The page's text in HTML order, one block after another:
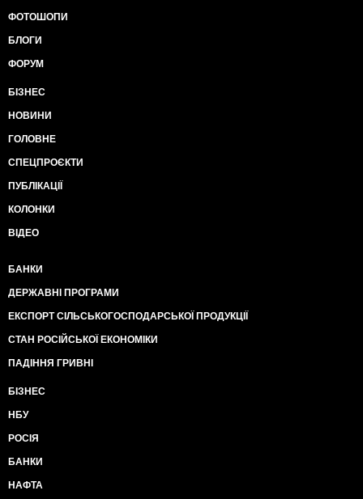
ФОТОШОПИ
БЛОГИ
ФОРУМ
БІЗНЕС
НОВИНИ
ГОЛОВНЕ
СПЕЦПРОЄКТИ
ПУБЛІКАЦІЇ
КОЛОНКИ
ВІДЕО
БАНКИ
ДЕРЖАВНІ ПРОГРАМИ
ЕКСПОРТ СІЛЬСЬКОГОСПОДАРСЬКОЇ ПРОДУКЦІЇ
СТАН РОСІЙСЬКОЇ ЕКОНОМІКИ
ПАДІННЯ ГРИВНІ
БІЗНЕС
НБУ
РОСІЯ
БАНКИ
НАФТА